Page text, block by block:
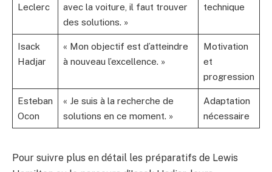
Leclerc
avec la voiture, il faut trouver
des solutions. »
technique
Isack
Hadjar
« Mon objectif est d’atteindre
à nouveau l’excellence. »
Motivation
et
progression
Esteban
Ocon
« Je suis à la recherche de
solutions en ce moment. »
Adaptation
nécessaire
Pour suivre plus en détail les préparatifs de Lewis